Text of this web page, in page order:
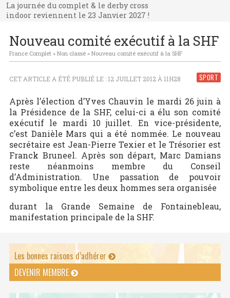
La journée du complet & le derby cross
indoor reviennent le 23 Janvier 2027 !
indoor reviennent le 23 Janvier 2027 !
Nouveau comité exécutif à la SHF
France Complet» Non classé» Nouveau comité exécutif à la SHF
SPORT
CET ARTICLE A ÉTÉ PUBLIÉ LE : 12 JUILLET 2012 À 11H28
Après l’élection d’Yves Chauvin le mardi 26 juin à
la Présidence de la SHF, celui-ci a élu son comité
exécutif le mardi 10 juillet. En vice-présidente,
c’est Danièle Mars qui a été nommée. Le nouveau
secrétaire est Jean-Pierre Texier et le Trésorier est
Franck Bruneel. Après son départ, Marc Damians
reste néanmoins membre du Conseil
d’Administration. Une passation de pouvoir
symbolique entre les deux hommes sera organisée
durant la Grande Semaine de Fontainebleau,
manifestation principale de la SHF.
Les bonnes raisons d’adhérer
DEVENIR MEMBRE